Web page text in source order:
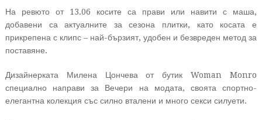
На ревюто от 13.06 косите са прави или навити с маша,
добавени са актуалните за сезона плитки, като косата е
прикрепена с клипс – най-бързият, удобен и безвреден метод за
поставяне.
Дизайнерката Милена Цончева от бутик Woman Monro
специално направи за Вечери на модата, своята спортно-
елегантна колекция със силно вталени и много секси силуети.